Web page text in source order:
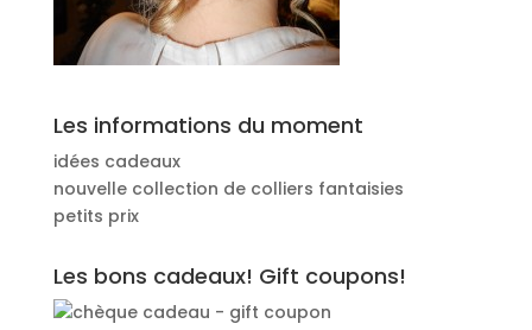
Les informations du moment
idées cadeaux
nouvelle collection de colliers fantaisies
petits prix
Les bons cadeaux! Gift coupons!